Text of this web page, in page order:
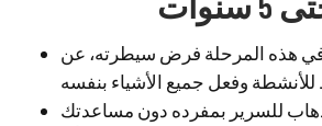
هذه المرحلة فرض سيطرته، عن